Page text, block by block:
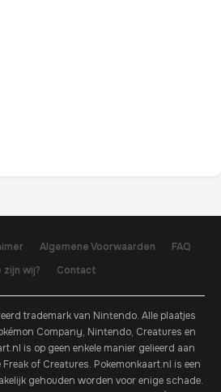
Algemene Voorwaarden
FAQ
zijn wij?
Contact
trademark van Nintendo. Alle plaatjes
Company, Nintendo, Creatures en
is op geen enkele manier gelieerd aan
of Creatures. Pokemonkaart.nl is een
gehouden worden voor enige schade.